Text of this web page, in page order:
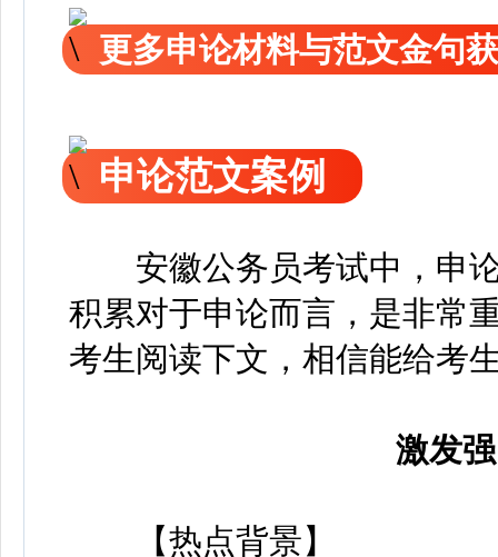
更多申论材料与范文金句
申论范文案例
安徽公务员考试中，申
积累对于申论而言，是非常
考生阅读下文，相信能给考
激发
【热点背景】